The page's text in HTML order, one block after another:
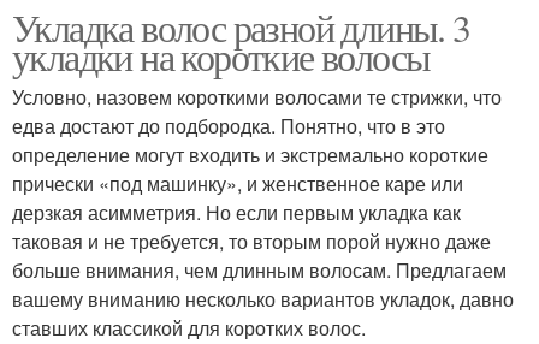
Укладка волос разной длины. 3
укладки на короткие волосы
Условно, назовем короткими волосами те стрижки, что
едва достают до подбородка. Понятно, что в это
определение могут входить и экстремально короткие
прически «под машинку», и женственное каре или
дерзкая асимметрия. Но если первым укладка как
таковая и не требуется, то вторым порой нужно даже
больше внимания, чем длинным волосам. Предлагаем
вашему вниманию несколько вариантов укладок, давно
ставших классикой для коротких волос.